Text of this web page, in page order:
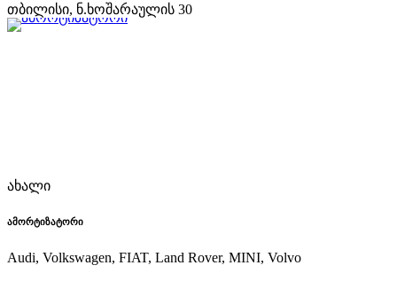
თბილისი, ნ.ხოშარაულის 30
ახალი
ამორტიზატორი
Audi, Volkswagen, FIAT, Land Rover, MINI, Volvo